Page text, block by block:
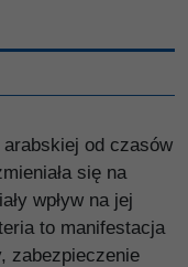
od czasów
się na
wpływ na jej
to manifestacja
zabezpieczenie